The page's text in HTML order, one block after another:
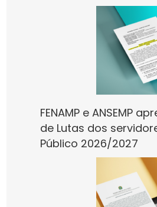
FENAMP e ANSEMP
de Lutas dos
Público 2026/2027